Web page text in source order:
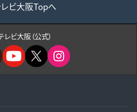
ビ大阪Topへ
レビ大阪（公式）